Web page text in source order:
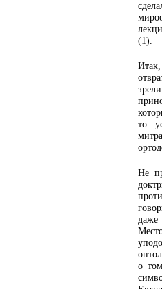
(1).
то
Не
даже
о